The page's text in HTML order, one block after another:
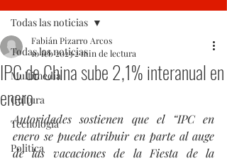
Todas las noticias
Multimedia
Cultura
Tecnología
Politica
Todas las noticias
IPC de China sube 2,1% interanual en
enero
Fabián Pizarro Arcos
10 feb 20232 min de lectura
Autoridades sostienen que el “IPC en
enero se puede atribuir en parte al auge
de las vacaciones de la Fiesta de la